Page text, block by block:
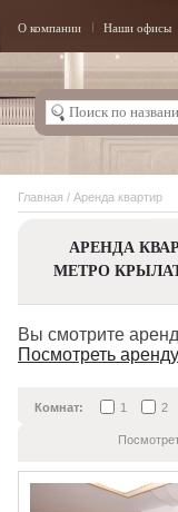
О компании Наши офисы
Главная / Аренда квартир
АРЕНДА
МЕТРО
Вы смотрите
Посмотреть
Комнат: 1 2